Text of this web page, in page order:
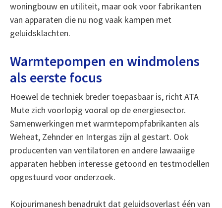
woningbouw en utiliteit, maar ook voor fabrikanten
van apparaten die nu nog vaak kampen met
geluidsklachten.
Warmtepompen en windmolens
als eerste focus
Hoewel de techniek breder toepasbaar is, richt ATA
Mute zich voorlopig vooral op de energiesector.
Samenwerkingen met warmtepompfabrikanten als
Weheat, Zehnder en Intergas zijn al gestart. Ook
producenten van ventilatoren en andere lawaaiige
apparaten hebben interesse getoond en testmodellen
opgestuurd voor onderzoek.
Kojourimanesh benadrukt dat geluidsoverlast één van